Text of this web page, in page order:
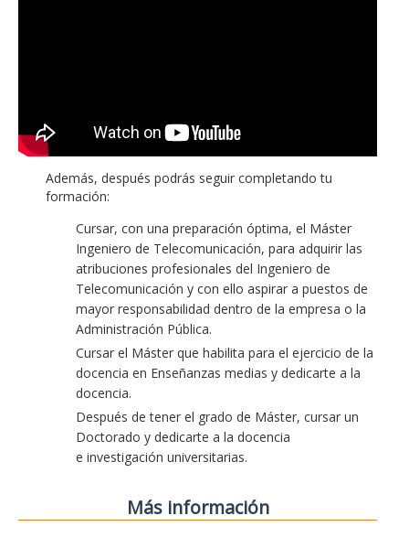
Además, después podrás seguir completando tu
formación:
Cursar, con una preparación óptima, el Máster
Ingeniero de Telecomunicación, para adquirir las
atribuciones profesionales del Ingeniero de
Telecomunicación y con ello aspirar a puestos de
mayor responsabilidad dentro de la empresa o la
Administración Pública.
Cursar el Máster que habilita para el ejercicio de la
docencia en Enseñanzas medias y dedicarte a la
docencia.
Después de tener el grado de Máster, cursar un
Doctorado y dedicarte a la docencia
e investigación universitarias.
Más información